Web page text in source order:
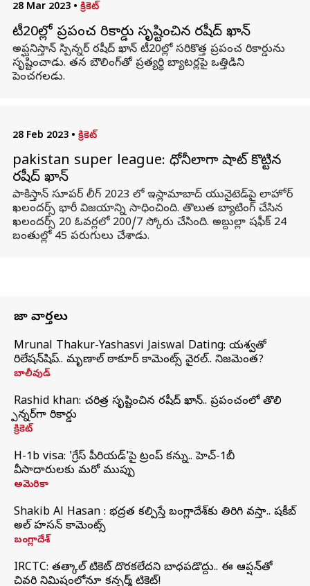
28 Mar 2023 • క్రికెట్
టీ20ల్లో ప్రపంచ రికార్డు సృష్టించిన రషీద్ ఖాన్
అప్ఘనిస్తాన్ స్పిన్నర్ రషీద్ ఖాన్ టీ20ల్లో సరికొత్త ప్రపంచ రికార్డును
సృష్టించాడు. తన బౌలింగ్‌తో ప్రత్యర్థి బ్యాటర్లపై ఒత్తిడిని
పెంచగలడు.
28 Feb 2023 • క్రికెట్
pakistan super league: ధోనీలాగా షాట్ కొట్టిన
రషీద్ ఖాన్
పాకిస్తాన్ సూపర్ లీగ్ 2023 లో ఇస్లామాబాద్ యునైటెడ్‌పై లాహోర్
ఖలందర్స్ భారీ విజయాన్ని సాధించింది. తొలుత బ్యాటింగ్ చేసిన
ఖలందర్స్ 20 ఓవర్లలో 200/7 స్కోరు చేసింది. అబ్దుల్లా షఫీక్ 24
బంతుల్లో 45 పరుగులు చేశాడు.
తాజా వార్తలు
Mrunal Thakur-Yashasvi Jaiswal Dating: యశస్వితో
రిలేషన్‌షిప్.. మృణాల్ ఠాకూర్ కామెంట్స్ వైరల్.. నిజమెంత?
బాలీవుడ్
Rashid khan: చరిత్ర సృష్టించిన రషీద్ ఖాన్.. ప్రపంచంలో తొలి
స్పిన్నర్‌గా రికార్డు
క్రికెట్
H-1b visa: 'గ్రేస్‌ పీరియడ్‌'పై ట్రంప్‌ కన్ను.. హెచ్‌-1బీ
వీసాదారులకు మరో ముప్పు
అమెరికా
Shakib Al Hasan : భద్రత కల్పిస్తే బంగ్లాదేశ్‌కు తిరిగి వస్తా.. షకీబ్
అల్ హసన్ కామెంట్స్
బంగ్లాదేశ్
IRCTC: తత్కాల్ టికెట్ దొరకలేదని బాధపడొద్దు.. ఈ ఆప్షన్‌తో
చివరి నిమిషంలోనూ కన్ఫర్మ్ టికెట్!